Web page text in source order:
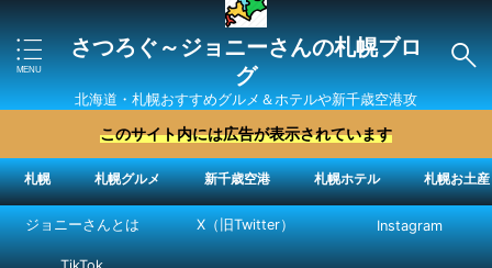
さつろぐ～ジョニーさんの札幌ブロ
グ
北海道・札幌おすすめグルメ＆ホテルや新千歳空港攻
略法を紹介 ″ジョニーさん“で検索
このサイト内には広告が表示されています
札幌 札幌グルメ 新千歳空港 札幌ホテル 札幌お土産
ジョニーさんとは X（旧Twitter） Instagram